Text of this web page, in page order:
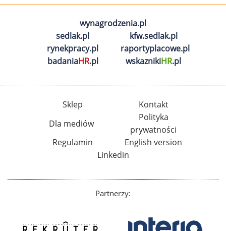
wynagrodzenia.pl
sedlak.pl
kfw.sedlak.pl
rynekpracy.pl
raportyplacowe.pl
badaniaHR.pl wskaznikiHR.pl
Sklep
Kontakt
Dla mediów
Polityka
prywatności
Regulamin
English version
Linkedin
Partnerzy: